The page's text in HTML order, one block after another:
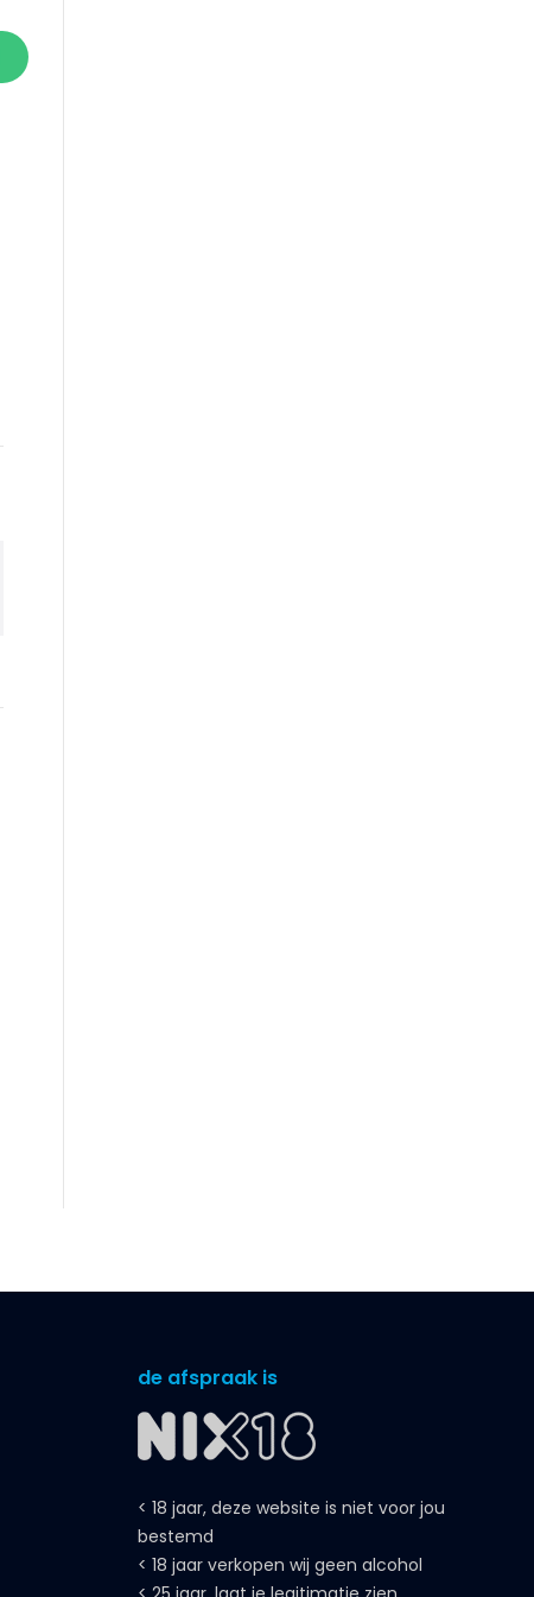
de afspraak is
< 18 jaar, deze website is niet voor jou
bestemd
< 18 jaar verkopen wij geen alcohol